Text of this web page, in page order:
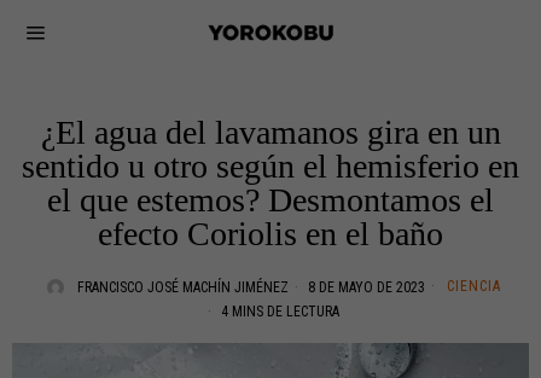
¿El agua del lavamanos gira en un
sentido u otro según el hemisferio en
el que estemos? Desmontamos el
efecto Coriolis en el baño
FRANCISCO JOSÉ MACHÍN JIMÉNEZ 8 DE MAYO DE 2023
CIENCIA
4 MINS DE LECTURA